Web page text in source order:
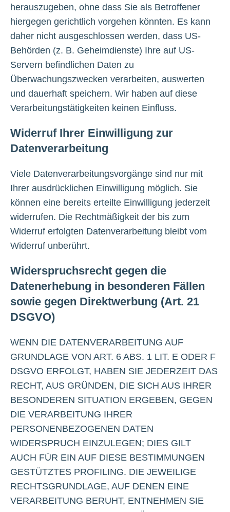
herauszugeben, ohne dass Sie als Betroffener
hiergegen gerichtlich vorgehen könnten. Es kann
daher nicht ausgeschlossen werden, dass US-
Behörden (z. B. Geheimdienste) Ihre auf US-
Servern befindlichen Daten zu
Überwachungszwecken verarbeiten, auswerten
und dauerhaft speichern. Wir haben auf diese
Verarbeitungstätigkeiten keinen Einfluss.
Widerruf Ihrer Einwilligung zur
Datenverarbeitung
Viele Datenverarbeitungsvorgänge sind nur mit
Ihrer ausdrücklichen Einwilligung möglich. Sie
können eine bereits erteilte Einwilligung jederzeit
widerrufen. Die Rechtmäßigkeit der bis zum
Widerruf erfolgten Datenverarbeitung bleibt vom
Widerruf unberührt.
Widerspruchsrecht gegen die
Datenerhebung in besonderen Fällen
sowie gegen Direktwerbung (Art. 21
DSGVO)
WENN DIE DATENVERARBEITUNG AUF
GRUNDLAGE VON ART. 6 ABS. 1 LIT. E ODER F
DSGVO ERFOLGT, HABEN SIE JEDERZEIT DAS
RECHT, AUS GRÜNDEN, DIE SICH AUS IHRER
BESONDEREN SITUATION ERGEBEN, GEGEN
DIE VERARBEITUNG IHRER
PERSONENBEZOGENEN DATEN
WIDERSPRUCH EINZULEGEN; DIES GILT
AUCH FÜR EIN AUF DIESE BESTIMMUNGEN
GESTÜTZTES PROFILING. DIE JEWEILIGE
RECHTSGRUNDLAGE, AUF DENEN EINE
VERARBEITUNG BERUHT, ENTNEHMEN SIE